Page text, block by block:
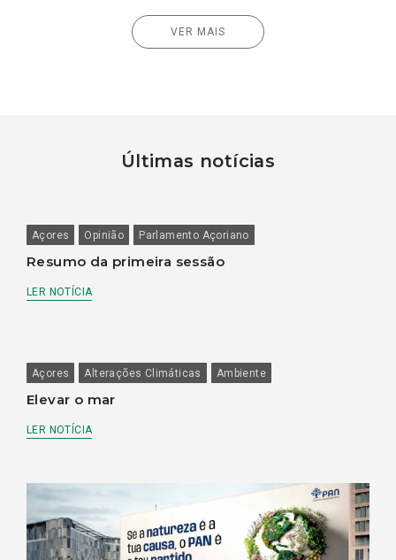
VER MAIS
Últimas notícias
Açores Opinião Parlamento Açoriano
Resumo da primeira sessão
LER NOTÍCIA
Açores Alterações Climáticas Ambiente
Elevar o mar
LER NOTÍCIA